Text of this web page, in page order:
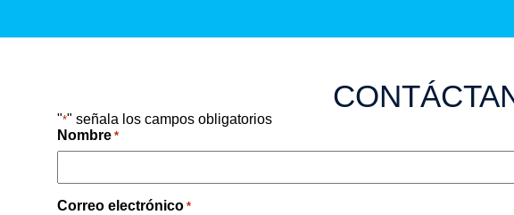
"*" señala los campos obligatorios
Nombre *
Correo electrónico *